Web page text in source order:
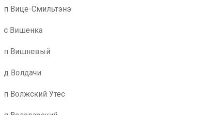
п Вице-Смильтэнэ
с Вишенка
п Вишневый
д Волдачи
п Волжский Утес